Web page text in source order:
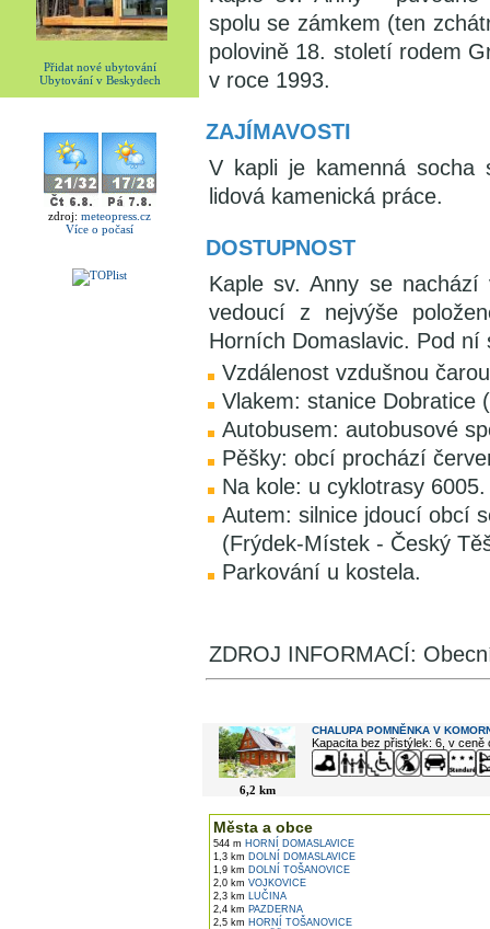
Přidat nové ubytování
Ubytování v Beskydech
zdroj: meteopress.cz
Více o počasí
spolu se zámkem (ten
polovině 18. století rodem
v roce 1993.
ZAJÍMAVOSTI
V kapli je kamenná socha
lidová kamenická práce.
DOSTUPNOST
Kaple sv. Anny se
vedoucí z nejvýše
Horních Domaslavic. Pod
Vzdálenost vzdušnou
Vlakem: stanice Dobratice
Autobusem: autobusové
Pěšky: obcí prochází
Na kole: u cyklotrasy 6005.
Autem: silnice jdoucí obcí
(Frýdek-Místek - Český
Parkování u kostela.
ZDROJ INFORMACÍ:
6,2 km
CHALUPA POMNĚNKA V
Kapacita bez přistýlek: 6, v ceně
Města a obce
544 m HORNÍ DOMASLAVICE
1,3 km DOLNÍ DOMASLAVICE
1,9 km DOLNÍ TOŠANOVICE
2,0 km VOJKOVICE
2,3 km LUČINA
2,4 km PAZDERNA
2,5 km HORNÍ TOŠANOVICE